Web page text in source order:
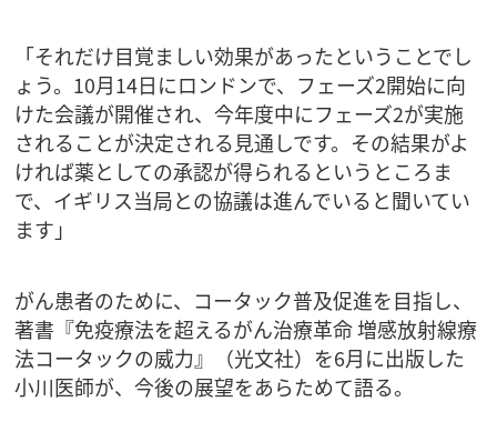
「それだけ目覚ましい効果があったということでし
ょう。10月14日にロンドンで、フェーズ2開始に向
けた会議が開催され、今年度中にフェーズ2が実施
されることが決定される見通しです。その結果がよ
ければ薬としての承認が得られるというところま
で、イギリス当局との協議は進んでいると聞いてい
ます」
がん患者のために、コータック普及促進を目指し、
著書『免疫療法を超えるがん治療革命 増感放射線療
法コータックの威力』（光文社）を6月に出版した
小川医師が、今後の展望をあらためて語る。